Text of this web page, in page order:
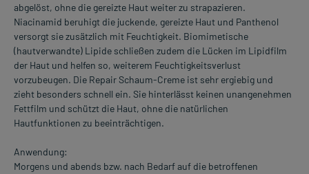
abgelöst, ohne die gereizte Haut weiter zu strapazieren.
Niacinamid beruhigt die juckende, gereizte Haut und Panthenol
versorgt sie zusätzlich mit Feuchtigkeit. Biomimetische
(hautverwandte) Lipide schließen zudem die Lücken im Lipidfilm
der Haut und helfen so, weiterem Feuchtigkeitsverlust
vorzubeugen. Die Repair Schaum-Creme ist sehr ergiebig und
zieht besonders schnell ein. Sie hinterlässt keinen unangenehmen
Fettfilm und schützt die Haut, ohne die natürlichen
Hautfunktionen zu beeinträchtigen.
Anwendung:
Morgens und abends bzw. nach Bedarf auf die betroffenen